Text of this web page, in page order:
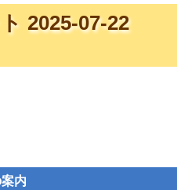
2025-07-22
内